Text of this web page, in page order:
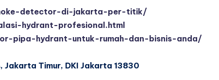
detector-di-jakarta-per-titik/
hydrant-profesional.html
pipa-hydrant-untuk-rumah-dan-bisnis-anda/
Jakarta Timur, DKI Jakarta 13830